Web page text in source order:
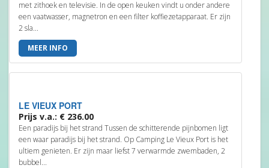
met zithoek en televisie. In de open keuken vindt u onder andere
een vaatwasser, magnetron en een filter koffiezetapparaat. Er zijn
2 sla...
MEER INFO
LE VIEUX PORT
Prijs v.a.: € 236.00
Een paradijs bij het strand Tussen de schitterende pijnbomen ligt
een waar paradijs bij het strand. Op Camping Le Vieux Port is het
ultiem genieten. Er zijn maar liefst 7 verwarmde zwembaden, 2
bubbel...